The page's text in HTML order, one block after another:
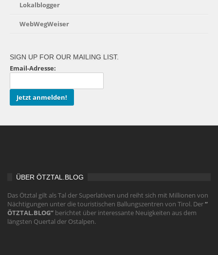
Lokalblogger
WebWegWeiser
SIGN UP FOR OUR MAILING LIST.
Email-Adresse:
ÜBER ÖTZTAL.BLOG
Das Ötztal gilt als Tal der Superlativen und reiht sich mit Millionen von
Nächtigungen unter die touristischen Ballungszentren von Tirol. Der“
ÖTZTAL.BLOG” berichtet über interessante Neuigkeiten aus dem
längsten Quertal der Ostalpen.